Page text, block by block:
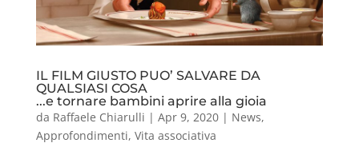
IL FILM GIUSTO PUO’ SALVARE DA
QUALSIASI COSA
...e tornare bambini aprire alla gioia
da Raffaele Chiarulli | Apr 9, 2020| News,
Approfondimenti, Vita associativa